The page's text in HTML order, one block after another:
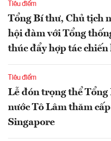
Tiêu điểm
Tổng Bí thư, Chủ tịch
hội đàm với Tổng
thúc đẩy hợp tác
Tiêu điểm
Lễ đón trọng thể
nước Tô Lâm thăm
Singapore